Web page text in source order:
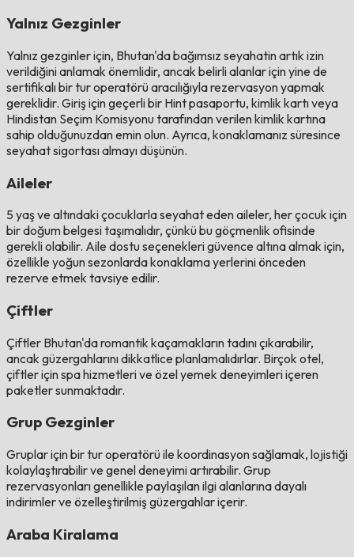
Yalnız Gezginler
Yalnız gezginler için, Bhutan'da bağımsız seyahatin artık izin
verildiğini anlamak önemlidir, ancak belirli alanlar için yine de
sertifikalı bir tur operatörü aracılığıyla rezervasyon yapmak
gereklidir. Giriş için geçerli bir Hint pasaportu, kimlik kartı veya
Hindistan Seçim Komisyonu tarafından verilen kimlik kartına
sahip olduğunuzdan emin olun. Ayrıca, konaklamanız süresince
seyahat sigortası almayı düşünün.
Aileler
5 yaş ve altındaki çocuklarla seyahat eden aileler, her çocuk için
bir doğum belgesi taşımalıdır, çünkü bu göçmenlik ofisinde
gerekli olabilir. Aile dostu seçenekleri güvence altına almak için,
özellikle yoğun sezonlarda konaklama yerlerini önceden
rezerve etmek tavsiye edilir.
Çiftler
Çiftler Bhutan'da romantik kaçamakların tadını çıkarabilir,
ancak güzergahlarını dikkatlice planlamalıdırlar. Birçok otel,
çiftler için spa hizmetleri ve özel yemek deneyimleri içeren
paketler sunmaktadır.
Grup Gezginler
Gruplar için bir tur operatörü ile koordinasyon sağlamak, lojistiği
kolaylaştırabilir ve genel deneyimi artırabilir. Grup
rezervasyonları genellikle paylaşılan ilgi alanlarına dayalı
indirimler ve özelleştirilmiş güzergahlar içerir.
Araba Kiralama